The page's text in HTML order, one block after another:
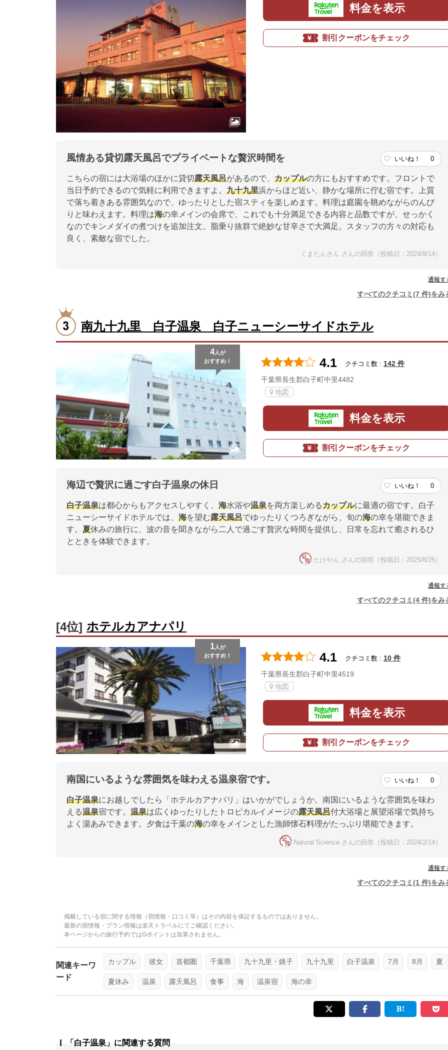
料金を表示
割引クーポンをチェック
風情ある貸切露天風呂でプライベートな贅沢時間を いいね！ 0
こちらの宿には大浴場のほかに貸切露天風呂があるので、 カップルの方にもおすすめです。フロントで
当日予約できるので気軽に利用できますよ。 九十九里浜からほど近い、静かな場所に佇む宿です。上質
で落ち着きある雰囲気なので、ゆったりとした宿スティを楽しめます。料理は庭園を眺めながらのんび
りと味わえます。料理は海の幸メインの会席で、これでも十分満足できる内容と品数ですが、せっかく
なのでキンメダイの煮つけを追加注文。脂乗り抜群で絶妙な甘辛さで大満足。スタッフの方々の対応も
良く、素敵な宿でした。
くまたんさん さんの回答（投稿日：2024/8/14）
通報す
すべてのクチコミ(7 件)をみ
南九十九里 白子温泉 白子ニューシーサイドホテル
4人が
おすすめ！
4.1 クチコミ数 : 142 件
千葉県長生郡白子町中里4482
地図
料金を表示
割引クーポンをチェック
海辺で贅沢に過ごす白子温泉の休日 いいね！ 0
白子温泉は都心からもアクセスしやすく、 海水浴や温泉を両方楽しめるカップルに最適の宿です。白子
ニューシーサイドホテルでは、 海を望む露天風呂でゆったりくつろぎながら、旬の海の幸を堪能できま
す。 夏休みの旅行に、波の音を聞きながら二人で過ごす贅沢な時間を提供し、日常を忘れて癒されるひ
とときを体験できます。
たけやん さんの回答（投稿日：2025/8/25）
通報す
すべてのクチコミ(4 件)をみ
[4位] ホテルカアナパリ
1人が
おすすめ！
4.1 クチコミ数 : 10 件
千葉県長生郡白子町中里4519
地図
料金を表示
割引クーポンをチェック
南国にいるような雰囲気を味わえる温泉宿です。 いいね！ 0
白子温泉にお越しでしたら「ホテルカアナパリ」はいかがでしょうか。南国にいるような雰囲気を味わ
える温泉宿です。 温泉は広くゆったりしたトロピカルイメージの露天風呂付大浴場と展望浴場で気持ち
よく湯あみできます。夕食は千葉の海の幸をメインとした漁師懐石料理がたっぷり堪能できます。
Natural Science さんの回答（投稿日：2024/2/14）
通報す
すべてのクチコミ(1 件)をみ
掲載している宿に関する情報（宿情報・口コミ等）はその内容を保証するものではありません。
最新の宿情報・プラン情報は楽天トラベルにてご確認ください。
本ページからの旅行予約ではGポイントは加算されません。
関連キーワ
ード
カップル 彼女 首都圏 千葉県 九十九里・銚子 九十九里 白子温泉 7月 8月 夏
夏休み 温泉 露天風呂 食事 海 温泉宿 海の幸
「白子温泉」に関連する質問